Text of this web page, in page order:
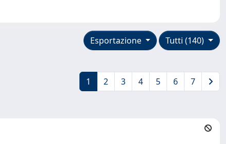
Tutti (140)
Esportazione
1 2 3 4 5 6 7